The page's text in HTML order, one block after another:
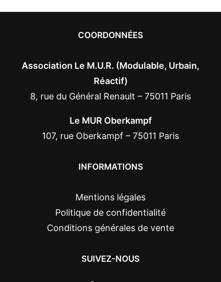
COORDONNÉES
Association Le M.U.R. (Modulable, Urbain,
Réactif)
8, rue du Général Renault – 75011 Paris
Le MUR Oberkampf
107, rue Oberkampf – 75011 Paris
INFORMATIONS
Mentions légales
Politique de confidentialité
Conditions générales de vente
SUIVEZ-NOUS